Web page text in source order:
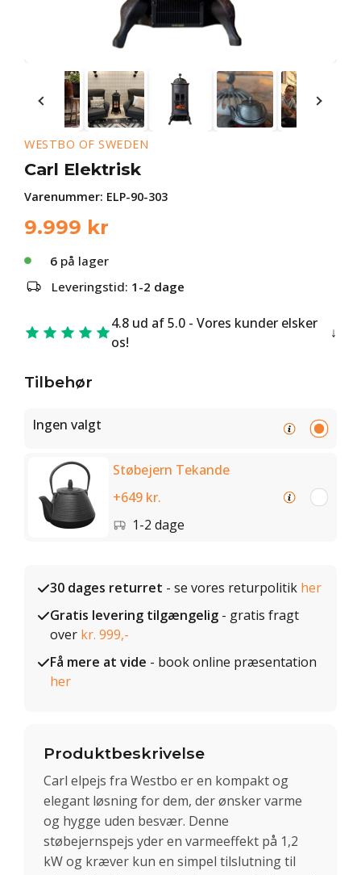
WESTBO OF SWEDEN
Carl Elektrisk
Varenummer: ELP-90-303
9.999 kr
6 på lager
Leveringstid: 1-2 dage
4.8 ud af 5.0 - Vores kunder elsker
os!
Tilbehør
Ingen valgt
Støbejern Tekande
+649 kr.
1-2 dage
30 dages returret - se vores returpolitik her
Gratis levering tilgængelig - gratis fragt
over kr. 999,-
Få mere at vide - book online præsentation
her
Produktbeskrivelse
Carl elpejs fra Westbo er en kompakt og
elegant løsning for dem, der ønsker varme
og hygge uden besvær. Denne
støbejernspejs yder en varmeeffekt på 1,2
kW og kræver kun en simpel tilslutning til